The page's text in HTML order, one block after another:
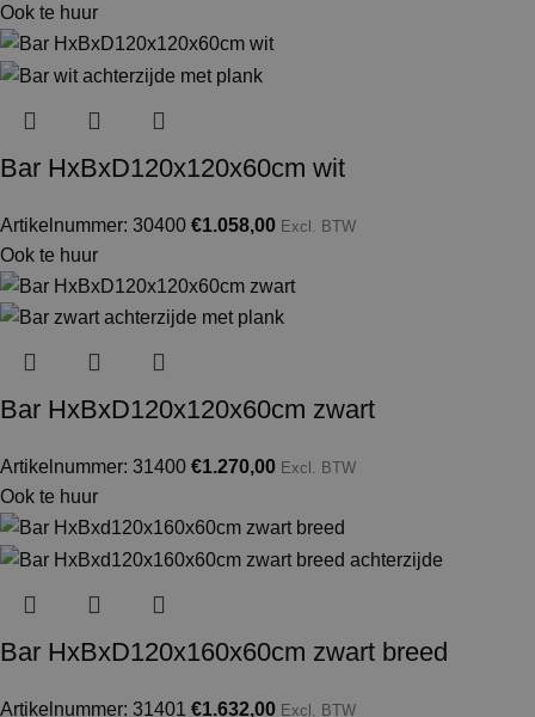
Ook te huur
Bar HxBxD120x120x60cm wit
Artikelnummer: 30400 €1.058,00 Excl. BTW
Ook te huur
Bar HxBxD120x120x60cm zwart
Artikelnummer: 31400 €1.270,00 Excl. BTW
Ook te huur
Bar HxBxD120x160x60cm zwart breed
Artikelnummer: 31401 €1.632,00 Excl. BTW